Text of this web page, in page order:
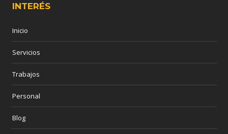
INTERÉS
Inicio
Servicios
Trabajos
Personal
Blog